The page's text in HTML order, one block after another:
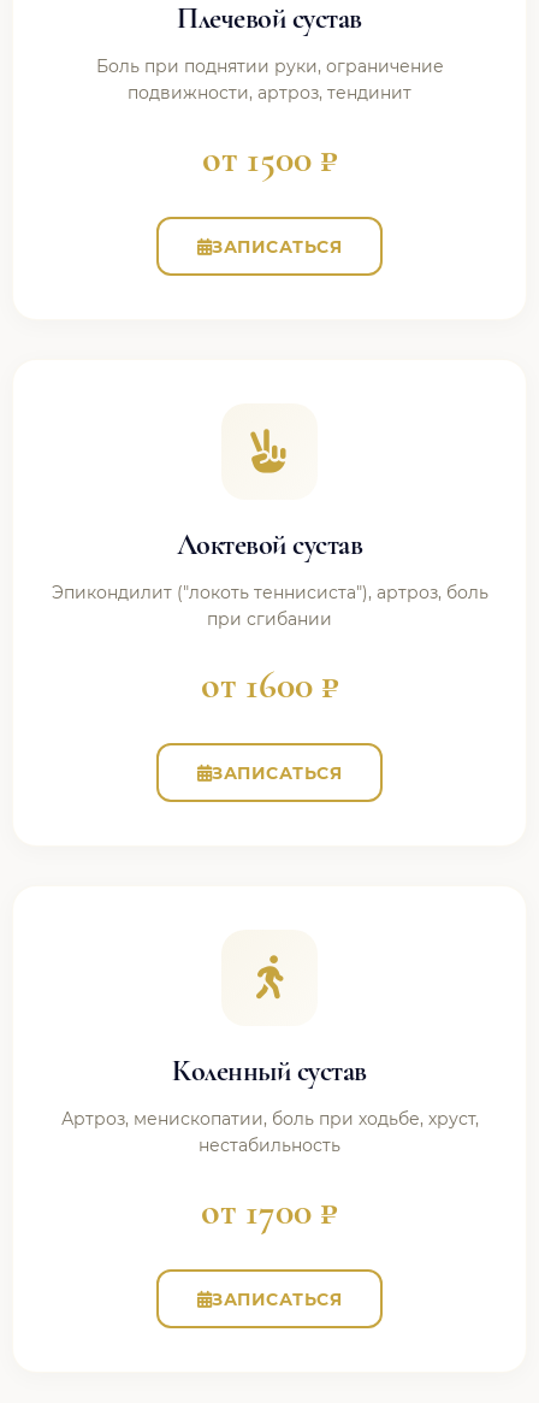
Плечевой сустав
Боль при поднятии руки, ограничение
подвижности, артроз, тендинит
от 1500 ₽
ЗАПИСАТЬСЯ
Локтевой сустав
Эпикондилит ("локоть теннисиста"), артроз, боль
при сгибании
от 1600 ₽
ЗАПИСАТЬСЯ
Коленный сустав
Артроз, менископатии, боль при ходьбе, хруст,
нестабильность
от 1700 ₽
ЗАПИСАТЬСЯ